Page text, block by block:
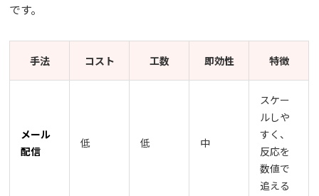
です。
手法 コスト 工数 即効性 特徴
メール
配信
低 低 中
スケー
ルしや
すく、
反応を
数値で
追える